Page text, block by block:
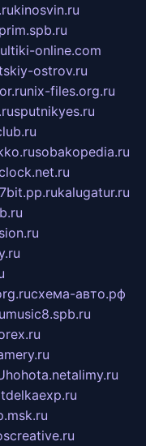
kinosvin.ru
online.com
ostrov.ru
nix-files.org.ru
sputnikyes.ru
sobakopedia.ru
7bit.pp.rukalugatur.ru
схема-авто.рф
music8.spb.ru
hohota.netalimy.ru